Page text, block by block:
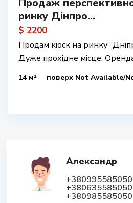
Продаж
ринку Дінпро...
$ 2200
Продам кіоск на ринку
Дуже прохідне місце.
14 м² поверх Not Available/
Александр
+380995585050
+380635585050
+380985585050